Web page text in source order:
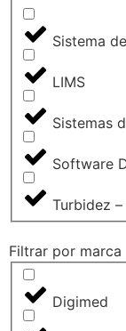
Sistema
LIMS
Sistemas
Software
Turbidez
Filtrar por marca
Digimed